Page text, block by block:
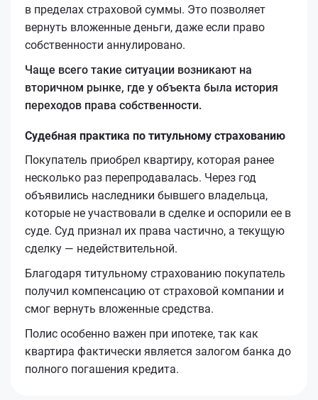
в пределах страховой суммы. Это позволяет
вернуть вложенные деньги, даже если право
собственности аннулировано.
Чаще всего такие ситуации возникают на
вторичном рынке, где у объекта была история
переходов права собственности.
Судебная практика по титульному страхованию
Покупатель приобрел квартиру, которая ранее
несколько раз перепродавалась. Через год
объявились наследники бывшего владельца,
которые не участвовали в сделке и оспорили ее в
суде. Суд признал их права частично, а текущую
сделку — недействительной.
Благодаря титульному страхованию покупатель
получил компенсацию от страховой компании и
смог вернуть вложенные средства.
Полис особенно важен при ипотеке, так как
квартира фактически является залогом банка до
полного погашения кредита.